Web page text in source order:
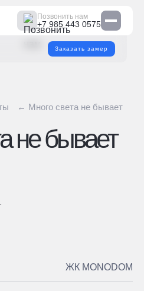
Позвонить нам
+7 985 443 0575
Заказать замер
← Много света не бывает
не бывает
ЖК MONODOM